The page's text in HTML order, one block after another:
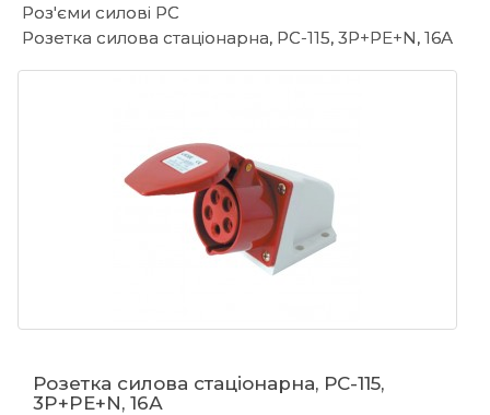
Роз'єми силові РС
Розетка силова стаціонарна, РС-115, 3P+PE+N, 16А
Розетка силова стаціонарна, РС-115,
3P+PE+N, 16А